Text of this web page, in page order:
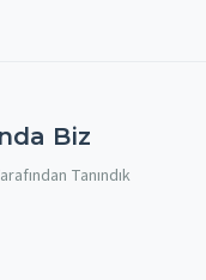
Biz
Tanındık